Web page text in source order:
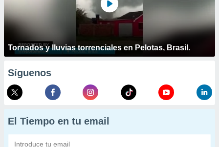
Tornados y lluvias torrenciales en Pelotas, Brasil.
Síguenos
El Tiempo en tu email